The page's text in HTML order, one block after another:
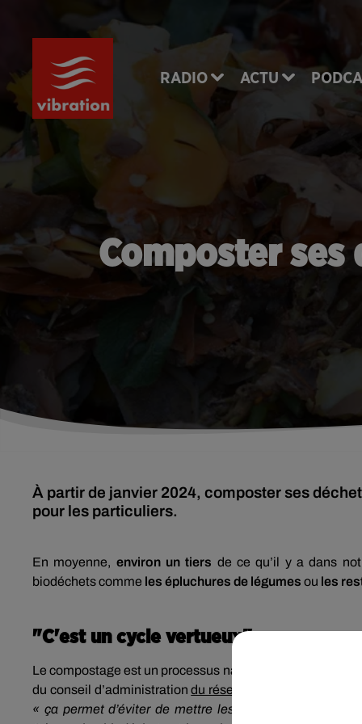
RADIO ACTU
Composter
À partir de janvier 2024, composter ses
pour les particuliers.
En moyenne, environ un tiers de ce qu’il y a dans
biodéchets comme les épluchures de légumes ou les
"C'est un cycle vertueux"
Le compostage est un processus naturel de
du conseil d’administrationdu réseau compost citoyen
« ça permet d’éviter de mettre les biodéchets dans le